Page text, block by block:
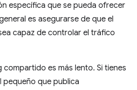
específica que se pueda ofrecer
es asegurarse de que el
capaz de controlar el tráfico
compartido es más lento. Si tienes
pequeño que publica